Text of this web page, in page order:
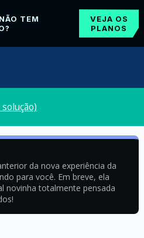
TEM
VEJA OS
PLANOS
da nova experiência da
para você. Em breve, ela
novinha totalmente pensada